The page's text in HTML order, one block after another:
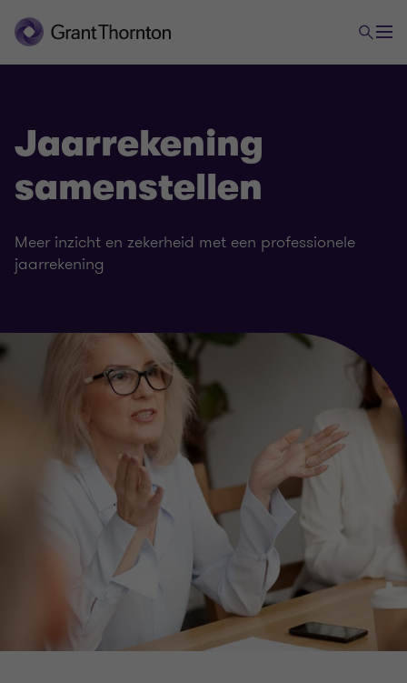
Jaarrekening
samenstellen
Meer inzicht en zekerheid met een professionele
jaarrekening